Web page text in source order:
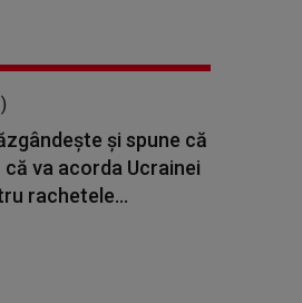
și spune că
că va acorda Ucrainei
rachetele...